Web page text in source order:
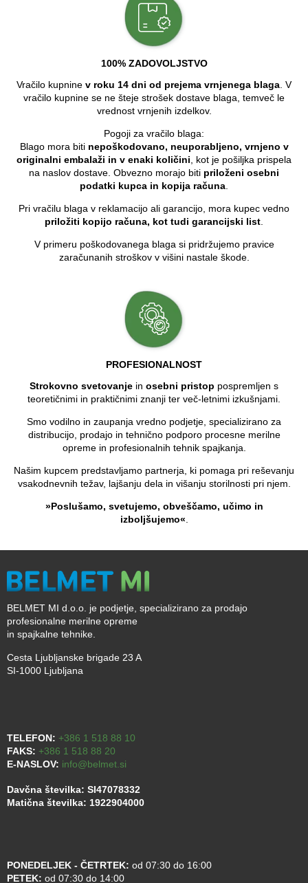
100% ZADOVOLJSTVO
Vračilo kupnine v roku 14 dni od prejema vrnjenega blaga . V
vračilo kupnine se ne šteje strošek dostave blaga, temveč le
vrednost vrnjenih izdelkov.
Pogoji za vračilo blaga:
Blago mora biti nepoškodovano, neuporabljeno, vrnjeno v
originalni embalaži in v enaki količini , kot je pošiljka prispela
na naslov dostave. Obvezno morajo biti priloženi osebni
podatki kupca in kopija računa
Pri vračilu blaga v reklamacijo ali garancijo, mora kupec vedno
priložiti kopijo računa, kot tudi garancijski list
V primeru poškodovanega blaga si pridržujemo pravice
zaračunanih stroškov v višini nastale škode.
PROFESIONALNOST
Strokovno svetovanje in osebni pristop pospremljen s
teoretičnimi in praktičnimi znanji ter več-letnimi izkušnjami.
Smo vodilno in zaupanja vredno podjetje, specializirano za
distribucijo, prodajo in tehnično podporo procesne merilne
opreme in profesionalnih tehnik spajkanja.
Našim kupcem predstavljamo partnerja, ki pomaga pri reševanju
vsakodnevnih težav, lajšanju dela in višanju storilnosti pri njem.
»Poslušamo, svetujemo, obveščamo, učimo in
izboljšujemo«
BELMET MI d.o.o. je podjetje, specializirano za prodajo
profesionalne merilne opreme
in spajkalne tehnike.
Cesta Ljubljanske brigade 23 A
SI-1000 Ljubljana
TELEFON: +386 1 518 88 10
FAKS: +386 1 518 88 20
E-NASLOV: info@belmet.si
Davčna številka: SI47078332
Matična številka: 1922904000
PONEDELJEK - ČETRTEK: od 07:30 do 16:00
PETEK: od 07:30 do 14:00